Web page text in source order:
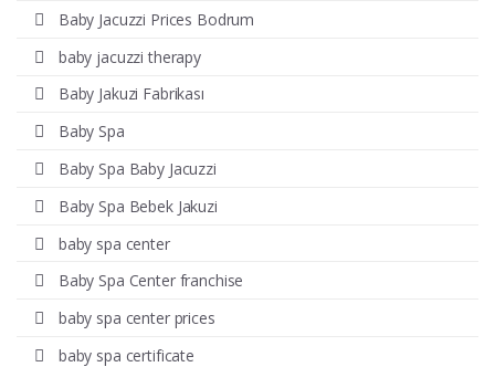
Baby Jacuzzi Prices Bodrum
baby jacuzzi therapy
Baby Jakuzi Fabrikası
Baby Spa
Baby Spa Baby Jacuzzi
Baby Spa Bebek Jakuzi
baby spa center
Baby Spa Center franchise
baby spa center prices
baby spa certificate